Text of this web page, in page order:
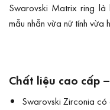
Swarovski Matrix ring là
mẫu nhẫn vừa nữ tính vừa
Chất liệu cao cấp
Swarovski Zirconia